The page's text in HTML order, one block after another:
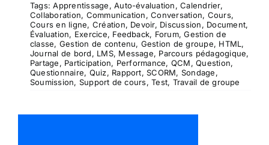
Tags:Apprentissage,Auto-évaluation,Calendrier,
Collaboration, Communication,Conversation, Cours,
Cours en ligne, Création, Devoir, Discussion, Document,
Évaluation, Exercice, Feedback, Forum,Gestion de
classe, Gestion de contenu, Gestion de groupe, HTML,
Journal de bord, LMS, Message, Parcours pédagogique,
Partage, Participation, Performance, QCM,Question,
Questionnaire, Quiz, Rapport,SCORM, Sondage,
Soumission, Support de cours,Test, Travail de groupe